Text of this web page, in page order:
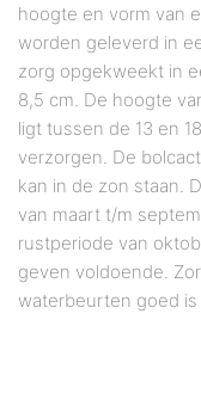
hoogte en vorm van
worden geleverd in
zorg opgekweekt in
8,5 cm. De hoogte
ligt tussen de 13 en
verzorgen. De
kan in de zon staan.
van maart t/m
rustperiode van
geven voldoende.
waterbeurten goed is